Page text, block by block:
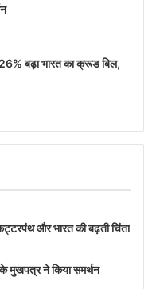
बढ़ा भारत का क्रूड बिल,
और भारत की बढ़ती चिंता
मुखपत्र ने किया समर्थन